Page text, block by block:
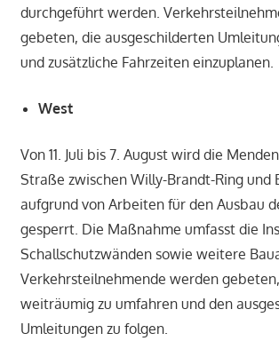
durchgeführt werden.
gebeten, die ausgeschilderten
und zusätzliche Fahrzeiten einzuplanen.
West
Von 11. Juli bis 7. August wird die
Straße zwischen Willy-Brandt-Ring und
aufgrund von Arbeiten für den Ausbau
gesperrt. Die Maßnahme umfasst die
Schallschutzwänden sowie weitere
Verkehrsteilnehmende werden
weiträumig zu umfahren und den
Umleitungen zu folgen.